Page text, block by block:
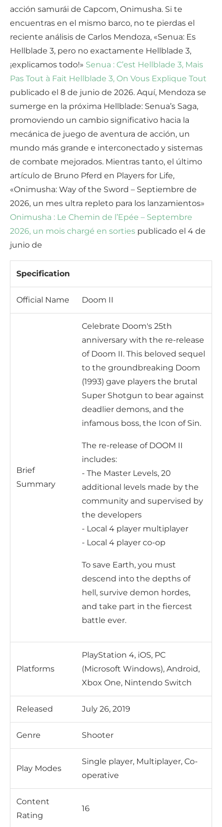
acción samurái de Capcom, Onimusha. Si te
encuentras en el mismo barco, no te pierdas el
reciente análisis de Carlos Mendoza, «Senua: Es
Hellblade 3, pero no exactamente Hellblade 3,
¡explicamos todo!» Senua : C’est Hellblade 3, Mais
Pas Tout à Fait Hellblade 3, On Vous Explique Tout
publicado el 8 de junio de 2026. Aquí, Mendoza se
sumerge en la próxima Hellblade: Senua’s Saga,
promoviendo un cambio significativo hacia la
mecánica de juego de aventura de acción, un
mundo más grande e interconectado y sistemas
de combate mejorados. Mientras tanto, el último
artículo de Bruno Pferd en Players for Life,
«Onimusha: Way of the Sword – Septiembre de
2026, un mes ultra repleto para los lanzamientos»
Onimusha : Le Chemin de l’Epée – Septembre
2026, un mois chargé en sorties publicado el 4 de
junio de
Specification
Official Name Doom II
Brief
Summary
Celebrate Doom's 25th
anniversary with the re-release
of Doom II. This beloved sequel
to the groundbreaking Doom
(1993) gave players the brutal
Super Shotgun to bear against
deadlier demons, and the
infamous boss, the Icon of Sin.
The re-release of DOOM II
includes:
- The Master Levels, 20
additional levels made by the
community and supervised by
the developers
- Local 4 player multiplayer
- Local 4 player co-op
To save Earth, you must
descend into the depths of
hell, survive demon hordes,
and take part in the fiercest
battle ever.
Platforms
PlayStation 4, iOS, PC
(Microsoft Windows), Android,
Xbox One, Nintendo Switch
Released July 26, 2019
Genre Shooter
Play Modes
Single player, Multiplayer, Co-
operative
Content
Rating
16